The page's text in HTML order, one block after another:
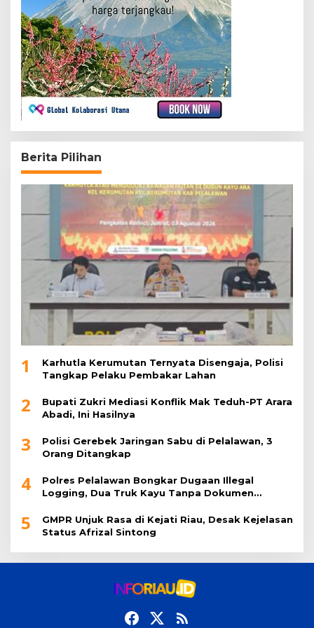
Berita Pilihan
1
Karhutla Kerumutan Ternyata Disengaja, Polisi
Tangkap Pelaku Pembakar Lahan
2
Bupati Zukri Mediasi Konflik Mak Teduh-PT Arara
Abadi, Ini Hasilnya
3
Polisi Gerebek Jaringan Sabu di Pelalawan, 3
Orang Ditangkap
4
Polres Pelalawan Bongkar Dugaan Illegal
Logging, Dua Truk Kayu Tanpa Dokumen
5
GMPR Unjuk Rasa di Kejati Riau, Desak Kejelasan
Status Afrizal Sintong